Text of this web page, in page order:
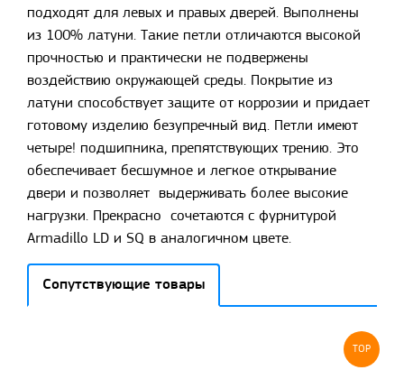
подходят для левых и правых дверей. Выполнены
из 100% латуни. Такие петли отличаются высокой
прочностью и практически не подвержены
воздействию окружающей среды. Покрытие из
латуни способствует защите от коррозии и придает
готовому изделию безупречный вид. Петли имеют
четыре! подшипника, препятствующих трению. Это
обеспечивает бесшумное и легкое открывание
двери и позволяет выдерживать более высокие
нагрузки. Прекрасно сочетаются с фурнитурой
Armadillo LD и SQ в аналогичном цвете.
Сопутствующие товары
TOP